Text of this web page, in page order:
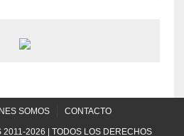
SOMOS CONTACTO
2011-2026 | TODOS LOS DERECHOS